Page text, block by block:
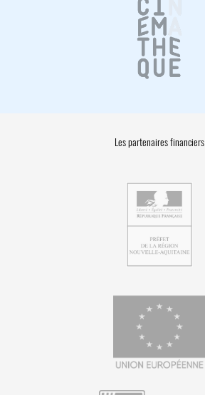
Les partenaires financiers